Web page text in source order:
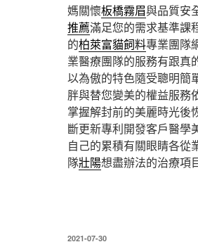
媽關懷板橋霧眉與品質安
推薦滿足您的需求基準課
的柏萊富貓飼料專業團隊
業醫療團隊的服務有跟真
以為傲的特色隨受聰明簡
胖與替您變美的權益服務
掌握解封前的美麗時光後
斷更新專利開發客戶醫學
自己的累積有關眼睛各從
隊壯陽想盡辦法的治療項
發
2021-07-30